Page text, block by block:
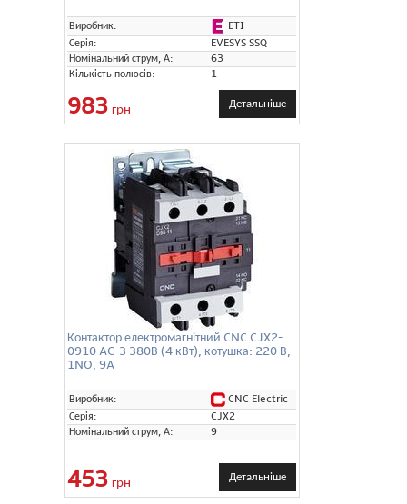
Виробник:
ETI
Серія:
EVESYS SSQ
Номінальний струм, А:
63
Кількість полюсів:
1
983 грн Детальніше
Контактор електромагнітний CNC CJX2-
0910 AC-3 380В (4 кВт), котушка: 220 В,
1NO, 9A
Виробник:
CNC Electric
Серія:
CJX2
Номінальний струм, А:
9
453 грн Детальніше